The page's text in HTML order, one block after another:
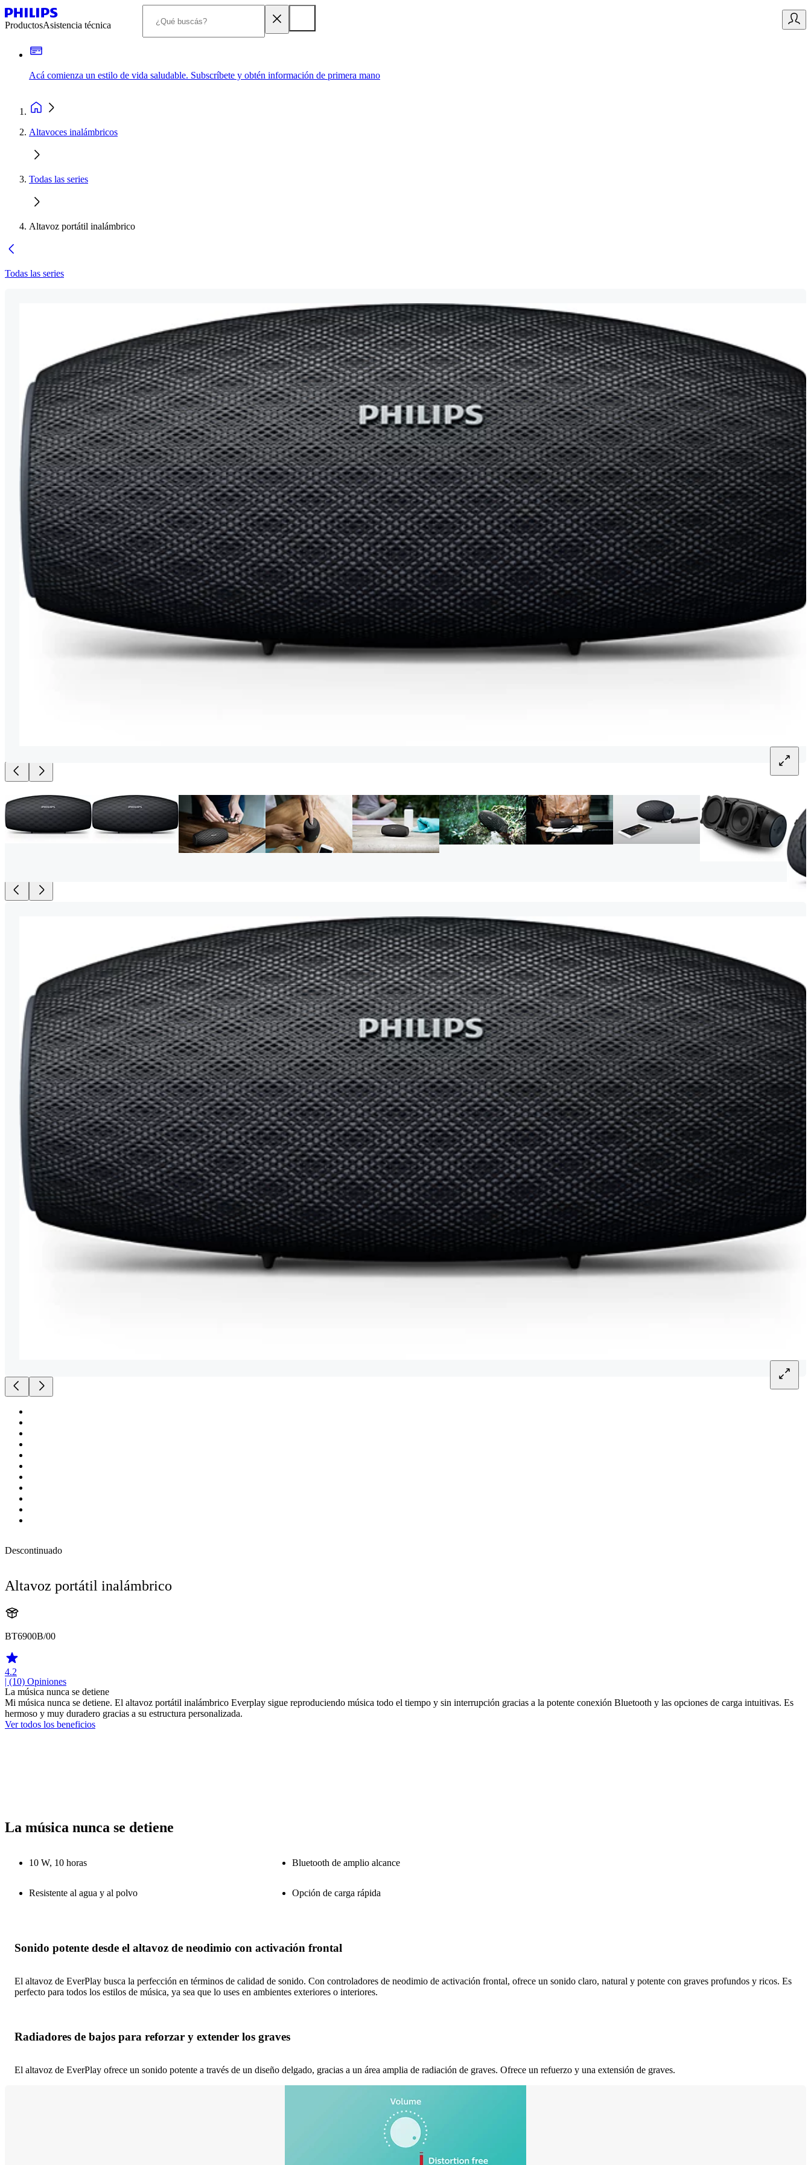
ProductosAsistencia técnica
Acá comienza un estilo de vida saludable. Subscríbete y obtén información de primera mano
Altavoces inalámbricos
Todas las series
Altavoz portátil inalámbrico
Todas las series
Descontinuado
Altavoz portátil inalámbrico
BT6900B/00
4.2
| (10) Opiniones
La música nunca se detiene
Mi música nunca se detiene. El altavoz portátil inalámbrico Everplay sigue reproduciendo música todo el tiempo y sin interrupción gracias a la potente conexión Bluetooth y las opciones de carga intuitivas. Es
hermoso y muy duradero gracias a su estructura personalizada.
Ver todos los beneficios
La música nunca se detiene
10 W, 10 horas Bluetooth de amplio alcance
Resistente al agua y al polvo Opción de carga rápida
Sonido potente desde el altavoz de neodimio con activación frontal
El altavoz de EverPlay busca la perfección en términos de calidad de sonido. Con controladores de neodimio de activación frontal, ofrece un sonido claro, natural y potente con graves profundos y ricos. Es
perfecto para todos los estilos de música, ya sea que lo uses en ambientes exteriores o interiores.
Radiadores de bajos para reforzar y extender los graves
El altavoz de EverPlay ofrece un sonido potente a través de un diseño delgado, gracias a un área amplia de radiación de graves. Ofrece un refuerzo y una extensión de graves.